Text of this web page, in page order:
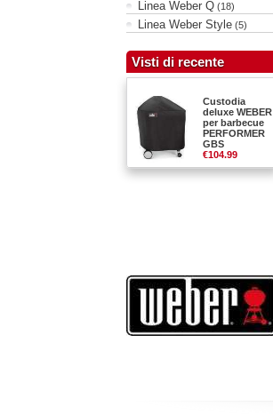
Linea Weber Q (18)
Linea Weber Style (5)
Visti di recente
Custodia
deluxe WEBER
per barbecue
PERFORMER
GBS
€104.99